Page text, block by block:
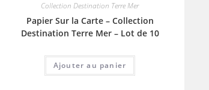
Collection Destination Terre Mer
Papier Sur la Carte – Collection
Destination Terre Mer – Lot de 10
Ajouter au panier